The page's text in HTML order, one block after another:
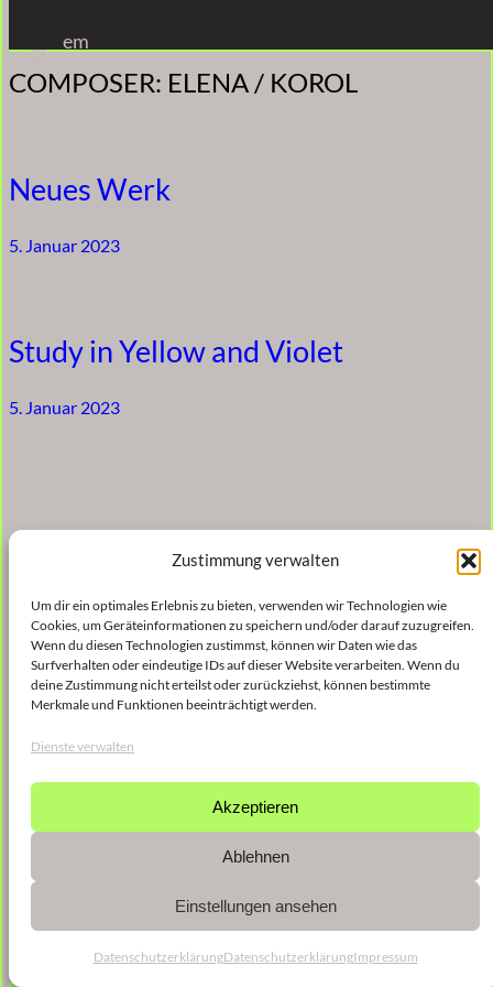
Zustimmung verwalten
Um dir ein optimales Erlebnis zu bieten, verwenden wir Technologien wie
Cookies, um Geräteinformationen zu speichern und/oder darauf zuzugreifen.
Wenn du diesen Technologien zustimmst, können wir Daten wie das
Surfverhalten oder eindeutige IDs auf dieser Website verarbeiten. Wenn du
deine Zustimmung nicht erteilst oder zurückziehst, können bestimmte
Merkmale und Funktionen beeinträchtigt werden.
Dienste verwalten
Akzeptieren
Ablehnen
Einstellungen ansehen
DatenschutzerklärungDatenschutzerklärungImpressum
Inhalt
springen
em
COMPOSER: ELENA / KOROL
Neues Werk
5. Januar 2023
Study in Yellow and Violet
5. Januar 2023